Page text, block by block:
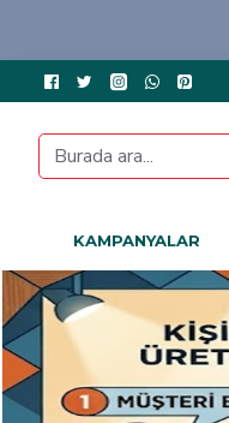
KAMPANYALAR